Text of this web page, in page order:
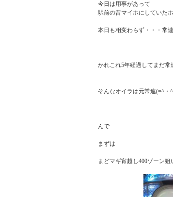
今日は用事があって
駅前の昔マイホにしていた
本日も相変わらず・・・常
かれこれ5年経過してまだ
そんなオイラは元常連(=^・
んで
まずは
まどマギ宵越し400ゾーン狙